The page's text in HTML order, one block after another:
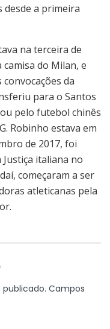
desde a primeira
na terceira de
do Milan, e
da
para o Santos
pelo futebol chinês
Robinho estava em
de 2017, foi
italiana no
começaram a ser
atleticanas pela
Campos